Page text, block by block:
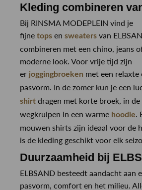
Kleding combineren
Bij RINSMA MODEPLEIN vind je
fijne tops en sweaters van
combineren met een chino, jeans
moderne look. Voor vrije tijd zijn
er joggingbroeken met een relaxte
pasvorm. In de zomer kun je een
shirt dragen met korte broek, in
wegkruipen in een warme hoodie
mouwen shirts zijn ideaal voor de
is de kleding geschikt voor elk
Duurzaamheid bij
ELBSAND besteedt aandacht aan
pasvorm, comfort en het milieu.